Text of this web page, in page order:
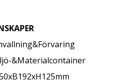
&Materialcontainer